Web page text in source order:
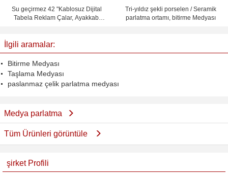
Su geçirmez 42 "Kablosuz Dijital
Tabela Reklam Çalar, Ayakkabı
Tri-yıldız şekli porselen / Seramik
parlatma ortamı, bitirme Medyası
İlgili aramalar:
Bitirme Medyası
Taşlama Medyası
paslanmaz çelik parlatma medyası
Medya parlatma
Tüm Ürünleri görüntüle
şirket Profili